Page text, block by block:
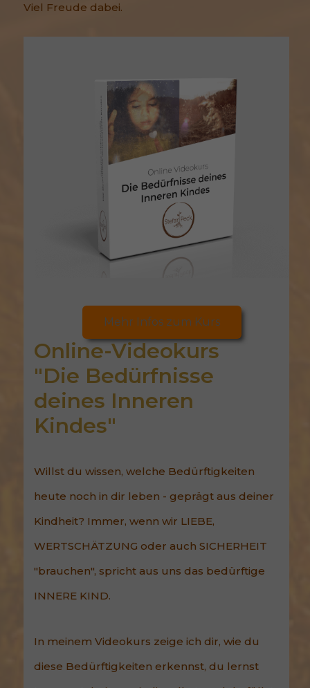
Viel Freude dabei.
Mehr Infos zum Kurs
Online-Videokurs
"Die Bedürfnisse
deines Inneren
Kindes"
Willst du wissen, welche Bedürftigkeiten
heute noch in dir leben - geprägt aus deiner
Kindheit? Immer, wenn wir LIEBE,
WERTSCHÄTZUNG oder auch SICHERHEIT
"brauchen", spricht aus uns das bedürftige
INNERE KIND.
In meinem Videokurs zeige ich dir, wie du
diese Bedürftigkeiten erkennst, du lernst